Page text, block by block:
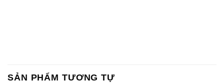
SẢN PHẨM TƯƠNG TỰ